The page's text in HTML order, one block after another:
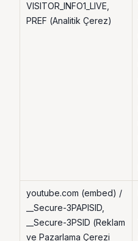
VISITOR_INFO1_LIVE,
PREF (Analitik Çerez)
youtube.com (embed) /
__Secure-3PAPISID,
__Secure-3PSID (Reklam
ve Pazarlama Çerezi